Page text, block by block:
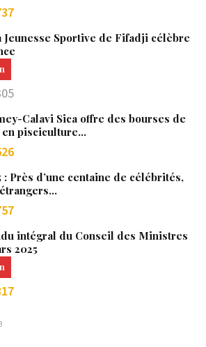
Jeunesse Sportive de Fifadji célèbre
Calavi Sica offre des bourses de
pisciculture…
: Près d’une centaine de célébrités,
intégral du Conseil des Ministres
2025